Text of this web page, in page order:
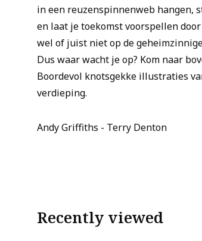
in een reuzenspinnenweb hangen,
en laat je toekomst voorspellen
wel of juist niet op de
Dus waar wacht je op? Kom naar
Boordevol knotsgekke illustraties
verdieping.
Andy Griffiths - Terry Denton
Recently viewed